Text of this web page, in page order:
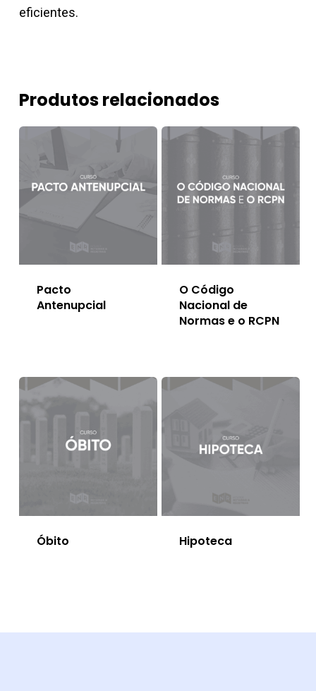
eficientes.
Produtos relacionados
Pacto
Antenupcial
O Código
Nacional de
Normas e o RCPN
Óbito Hipoteca